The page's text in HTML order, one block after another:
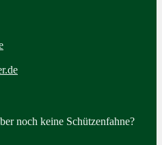
noch keine Schützenfahne?